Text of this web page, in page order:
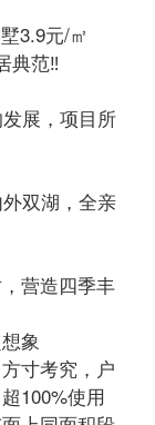
3.9元/㎡
典范‼
展，项目所
双湖，全亲
营造四季丰
象
寸考究，户
100%使用